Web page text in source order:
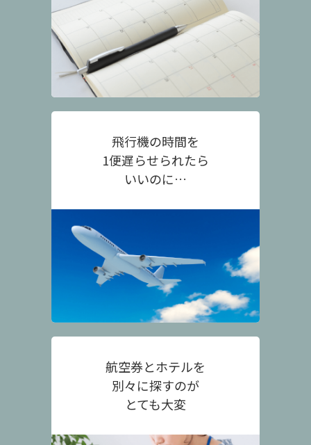
飛行機の時間を
1便遅らせられたら
いいのに…
航空券とホテルを
別々に探すのが
とても大変